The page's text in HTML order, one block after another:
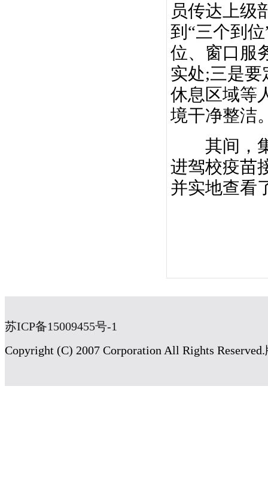
员传达上级
到“三个到
位、窗口服
实处;三是要
休息区域等
境干净整洁
其间，集
进驾校疫苗
并实地查看
苏ICP备15009455号-1
Copyright (C) 2007 Corporation All Rights